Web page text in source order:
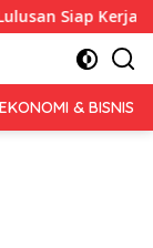
Siap Kerja dan
EKONOMI & BISNIS